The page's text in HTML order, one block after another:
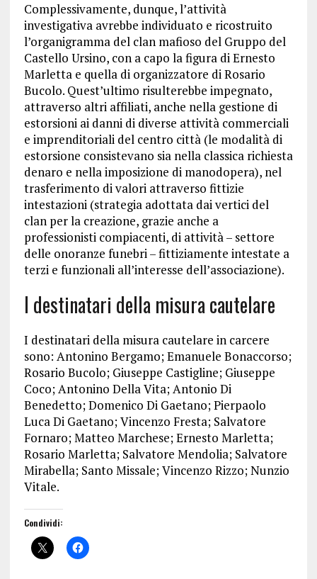
Complessivamente, dunque, l’attività
investigativa avrebbe individuato e ricostruito
l’organigramma del clan mafioso del Gruppo del
Castello Ursino, con a capo la figura di Ernesto
Marletta e quella di organizzatore di Rosario
Bucolo. Quest’ultimo risulterebbe impegnato,
attraverso altri affiliati, anche nella gestione di
estorsioni ai danni di diverse attività commerciali
e imprenditoriali del centro città (le modalità di
estorsione consistevano sia nella classica richiesta
denaro e nella imposizione di manodopera), nel
trasferimento di valori attraverso fittizie
intestazioni (strategia adottata dai vertici del
clan per la creazione, grazie anche a
professionisti compiacenti, di attività – settore
delle onoranze funebri – fittiziamente intestate a
terzi e funzionali all’interesse dell’associazione).
I destinatari della misura cautelare
I destinatari della misura cautelare in carcere
sono: Antonino Bergamo; Emanuele Bonaccorso;
Rosario Bucolo; Giuseppe Castigline; Giuseppe
Coco; Antonino Della Vita; Antonio Di
Benedetto; Domenico Di Gaetano; Pierpaolo
Luca Di Gaetano; Vincenzo Fresta; Salvatore
Fornaro; Matteo Marchese; Ernesto Marletta;
Rosario Marletta; Salvatore Mendolia; Salvatore
Mirabella; Santo Missale; Vincenzo Rizzo; Nunzio
Vitale.
Condividi: